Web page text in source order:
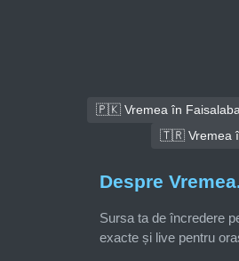
🇵🇰 Vremea în
🇹🇷 Vremea
Despre
Sursa ta de încredere
exacte și live pentru